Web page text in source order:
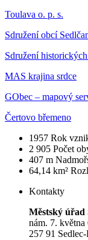
Toulava o. p. s.
Sdružení obcí
Sdružení
MAS krajina srdce
GObec – mapový
Čertovo břemeno
1957 Rok
2 905 Počet
407 m
64,14 km²
Kontakty
Městský úřad
nám. 7. května
257 91 Sedlec-